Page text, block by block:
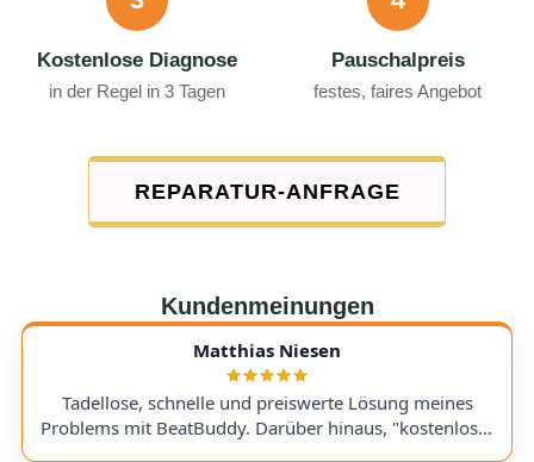
Kostenlose Diagnose
in der Regel in 3 Tagen
Pauschalpreis
festes, faires Angebot
REPARATUR-ANFRAGE
Kundenmeinungen
Matthias Niesen
Tadellose, schnelle und preiswerte Lösung meines
Problems mit BeatBuddy. Darüber hinaus, "kostenloser